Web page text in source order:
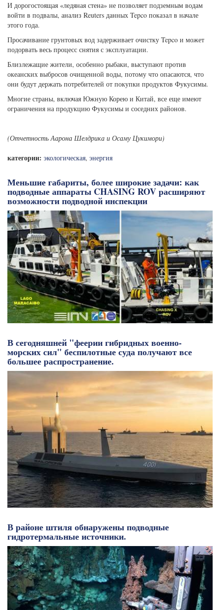
И дорогостоящая «ледяная стена» не позволяет подземным водам
войти в подвалы, анализ Reuters данных Tepco показал в начале
этого года.
Просачивание грунтовых вод задерживает очистку Tepco и может
подорвать весь процесс снятия с эксплуатации.
Близлежащие жители, особенно рыбаки, выступают против
океанских выбросов очищенной воды, потому что опасаются, что
они будут держать потребителей от покупки продуктов Фукусимы.
Многие страны, включая Южную Корею и Китай, все еще имеют
ограничения на продукцию Фукусимы и соседних районов.
(Отчетность Аарона Шелдрика и Осаму Цукимори)
категории: экологическая, энергия
Меньшие габариты, более широкие задачи: как
подводные аппараты CHASING ROV расширяют
возможности подводной инспекции
В сегодняшней "феерии гибридных военно-
морских сил" беспилотные суда получают все
большее распространение.
В районе штиля обнаружены подводные
гидротермальные источники.